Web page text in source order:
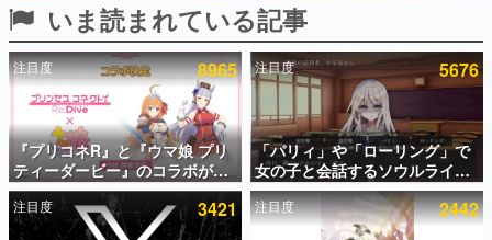
ピックアップ
電ファミのいま読まれている記事ランキング
アプリセール情報
インタビュー
連載・特集一覧
いま読まれている記事
注目度 8965
『プリコネR』と『ウマ娘 プリ
ティーダービー』のコラボが決
定！“最大170連無料”の8.5周年
キャンペーンなども発表
注目度 5676
「パリィ」や「ローリング」で
女の子と会話するソウルライク
恋愛ゲーム『小早川さんはソウ
ルライク』無料公開。返事に失
敗すると「YOU DIED」
注目度 3421 注目度 2442